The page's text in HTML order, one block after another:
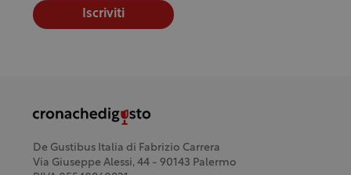
Iscriviti
De Gustibus Italia di Fabrizio Carrera
Via Giuseppe Alessi, 44 - 90143 Palermo